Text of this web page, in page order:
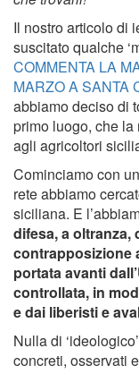
Il nostro articolo di
suscitato qualche
COMMENTA LA
MARZO A SANTA
abbiamo deciso di
primo luogo, che la
agli agricoltori
Cominciamo con
rete abbiamo
siciliana. E
difesa, a oltranza,
contrapposizione
portata avanti
controllata, in
e dai liberisti e
Nulla di
concreti, osservati